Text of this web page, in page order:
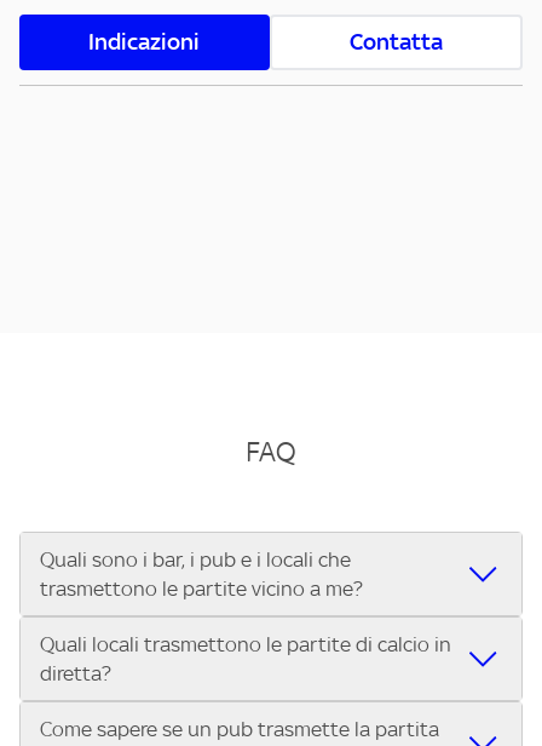
Indicazioni Contatta
FAQ
Quali sono i bar, i pub e i locali che
trasmettono le partite vicino a me?
Se cerchi un bar, pub, ristorante o locale vicino a te per
vedere le partite di Serie A ENILIVE, la Serie C Sky Wifi, la
UEFA Champions League, la UEFA Europa League, la UEFA
Conference League, il Tennis, la Formula 1®, la MotoGP™ e
Quali locali trasmettono le partite di calcio in
diretta?
Vuoi sapere quali bar, pub o ristoranti mostrano le partite
Come sapere se un pub trasmette la partita